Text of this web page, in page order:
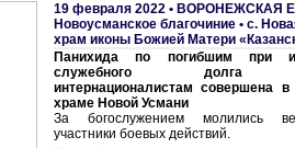
19 февраля 2022 • ВОРОНЕЖСКАЯ
Новоусманское благочиние • с.
храм иконы Божией Матери
Панихида по погибшим при
служебного долга
интернационалистам совершена в
храме Новой Усмани
За богослужением молились
участники боевых действий.